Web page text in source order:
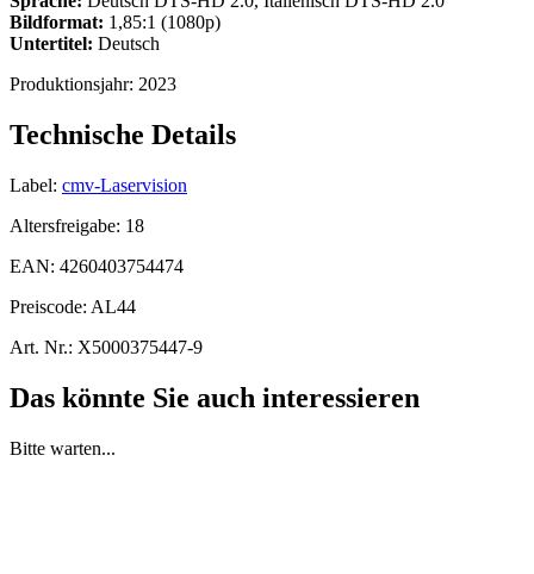
Bildformat: 1,85:1 (1080p)
Untertitel: Deutsch
Produktionsjahr: 2023
Technische Details
Label: cmv-Laservision
Altersfreigabe: 18
EAN: 4260403754474
Preiscode: AL44
Art. Nr.: X5000375447-9
Das könnte Sie auch interessieren
Bitte warten...